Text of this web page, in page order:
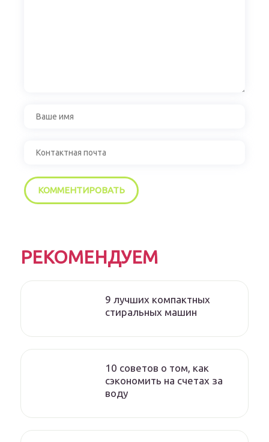
РЕКОМЕНДУЕМ
9 лучших компактных
стиральных машин
10 советов о том, как
сэкономить на счетах за
воду